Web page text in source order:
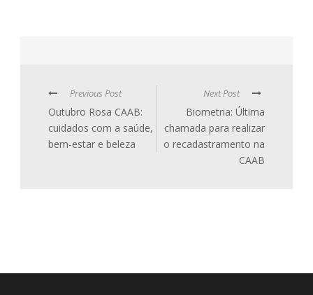
Previous Post
Outubro Rosa CAAB:
cuidados com a saúde,
bem-estar e beleza
Next Post
Biometria: Última
chamada para realizar
o recadastramento na
CAAB